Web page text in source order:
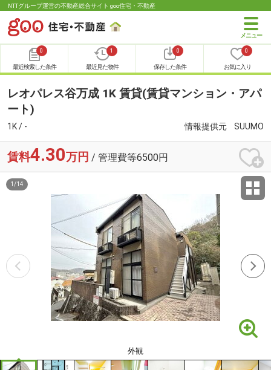
NTTグループ運営の不動産総合サイト goo住宅・不動産
0
最近検索した条件
1
最近見た物件
0
保存した条件
0
お気に入り
レオパレス谷万成 1K 賃貸(賃貸マンション・アパ
ート)
1K / - 情報提供元 SUUMO
賃料4.30万円 / 管理費等6500円
外観
1 /14